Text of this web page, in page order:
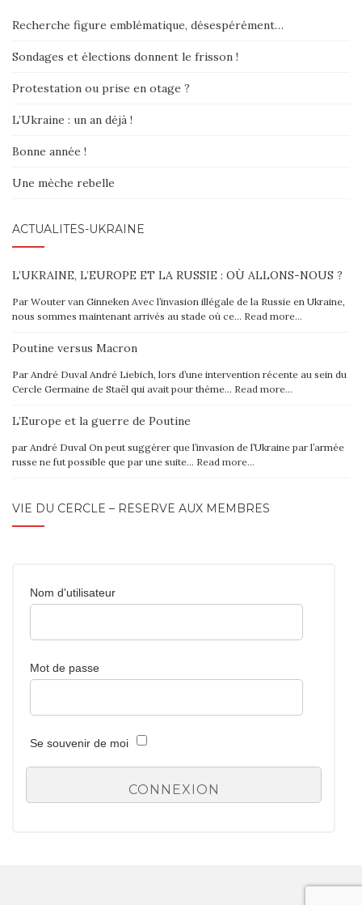
Recherche figure emblématique, désespérément…
Sondages et élections donnent le frisson !
Protestation ou prise en otage ?
L’Ukraine : un an déjà !
Bonne année !
Une mèche rebelle
ACTUALITÉS-UKRAINE
L’UKRAINE, L’EUROPE ET LA RUSSIE : OÙ ALLONS-NOUS ?
Par Wouter van Ginneken Avec l’invasion illégale de la Russie en Ukraine,
nous sommes maintenant arrivés au stade où ce… Read more…
Poutine versus Macron
Par André Duval André Liebich, lors d’une intervention récente au sein du
Cercle Germaine de Staël qui avait pour thème… Read more…
L’Europe et la guerre de Poutine
par André Duval On peut suggérer que l’invasion de l’Ukraine par l’armée
russe ne fut possible que par une suite… Read more…
VIE DU CERCLE – RÉSERVÉ AUX MEMBRES
Nom d'utilisateur
Mot de passe
Se souvenir de moi